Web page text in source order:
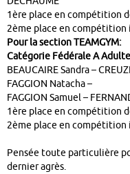
1ère place en compétition
2ème place en
Pour la section TEAMGYM:
Catégorie Fédérale A Adulte
BEAUCAIRE Sandra –
FAGGION Natacha –
FAGGION Samuel –
1ère place en compétition
2ème place en
Pensée toute particulière
dernier agrès.